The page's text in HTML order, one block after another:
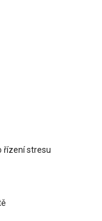
řízení stresu